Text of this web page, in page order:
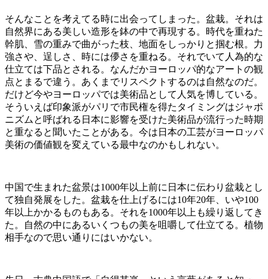
そんなことを考えてる時に出会ってしまった。盆栽。それは
自然界にある美しい造形を鉢の中で再現する。時代を重ねた
幹肌、雪の重みで曲がった枝、地面をしっかりと掴む根。力
強さや、逞しさ、時には儚さを重ねる。それでいて人為的な
仕立ては下品とされる。なんだかヨーロッパ的なアートの観
点とまるで違う。あくまでリスペクトするのは自然なのだ。
だけど今やヨーロッパでは美術品として人気を博している。
そういえば印象派がパリで市民権を得たタイミングはジャポ
ニズムと呼ばれる日本に影響を受けた美術品が流行った時期
と重なると聞いたことがある。今は日本の工芸がヨーロッパ
美術の価値観を変えている最中なのかもしれない。
中国で生まれた盆景は1000年以上前に日本に伝わり盆栽とし
て独自発展をした。盆栽を仕上げるには10年20年、いや100
年以上かかるものもある。それを1000年以上も繰り返してき
た。自然の中にあるいくつもの美を咀嚼して仕立てる。植物
相手なので思い通りにはいかない。